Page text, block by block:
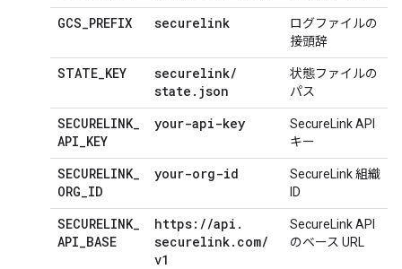
GCS_PREFIX securelink
ログファイルの
接頭辞
STATE_KEY securelink/
state . json
状態ファイルの
パス
SECURELINK_
API_KEY
your-api-key
SecureLink API
キー
SECURELINK_
ORG_ID
your-org-id
SecureLink 組織
ID
SECURELINK_
API_BASE
https: //api .
securelink. com/
v1
SecureLink API
のベース URL